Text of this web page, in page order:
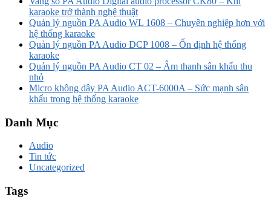
karaoke trở thành nghệ thuật
Quản lý nguồn PA Audio WL 1608 – Chuyên nghiệp hơn với
hệ thống karaoke
Quản lý nguồn PA Audio DCP 1008 – Ổn định hệ thống
karaoke
Quản lý nguồn PA Audio CT 02 – Âm thanh sân khấu thu
nhỏ
Micro không dây PA Audio ACT-6000A – Sức mạnh sân
khấu trong hệ thống karaoke
Danh Mục
Audio
Tin tức
Uncategorized
Tags